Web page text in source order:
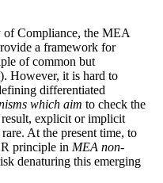
of Compliance, the MEA
a framework for
of common but
However, it is hard to
differentiated
which aim to check the
explicit or implicit
At the present time, to
principle in MEA non-
denaturing this emerging